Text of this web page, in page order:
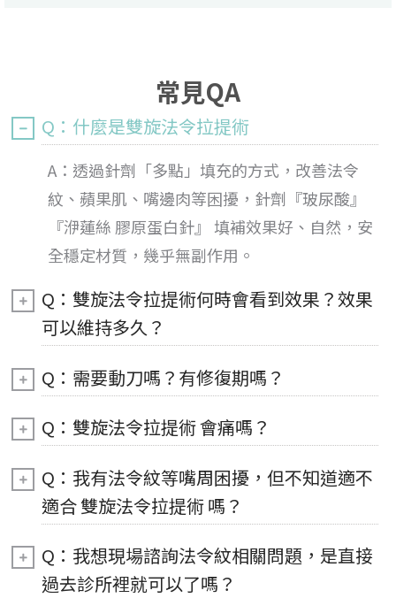
常見QA
Q：什麼是雙旋法令拉提術
A：透過針劑「多點」填充的方式，改善法令
紋、蘋果肌、嘴邊肉等困擾，針劑『玻尿酸』
『洢蓮絲 膠原蛋白針』 填補效果好、自然，安
全穩定材質，幾乎無副作用。
Q：雙旋法令拉提術何時會看到效果？效果
可以維持多久？
Q：需要動刀嗎？有修復期嗎？
Q：雙旋法令拉提術 會痛嗎？
Q：我有法令紋等嘴周困擾，但不知道適不
適合 雙旋法令拉提術 嗎？
Q：我想現場諮詢法令紋相關問題，是直接
過去診所裡就可以了嗎？